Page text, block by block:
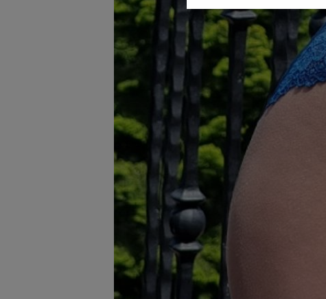
dotyczące plików cookie,
odnośnik „Ustawienia
plików cookie możliwa jest
My, nasi Zaufani Partnerzy
Użycie dokładnych danych
Przechowywanie informacji
badnie odbiorców i